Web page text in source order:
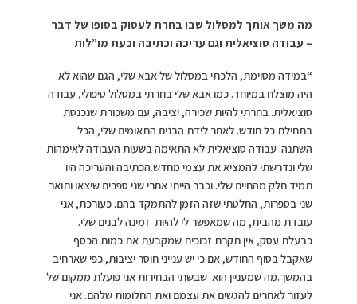
מה משך אותך למסלול שבו בחרת לעסוק בסופו של דבר
– עבודה סוציאלית וגם עריכה וכתיבה וכעת מו”לות
“במידה מסוימת, הלכתי במסלול של אבא שלי, הגם שהוא לא
היה מוצלח במיוחד. כמו אבא שלי בחרתי במסלול טיפולי, עבודה
סוציאלית. בחרתי להיות שכירה, יציבה, עם משכורת שנכנסת
בתחילת כל חודש. לאחר לידת הבנים התאומים שלי, הכל
השתנה. עבודה סוציאלית לא התאימה בשעות העבודה לאימהות
שלי ונדרשתי להמציא את עצמי מחדש.הכתיבה והעריכה היו
תמיד חלק מהחיים שלי. וכבר הייתי אחרי שני ספרים שיצאו ותואר
שני בספרות, החלטתי שזה הזמן להתמקד בהם. כעורכת, אני
עובדת מהבית, מה שמאפשר לי להיות זמינה לבנים שלי.
כבעלת עסק, אין תקרת זכוכית שמקבעת את כמות הכסף
שאקבל בסוף החודש, אם כי יש ענייני חוסר יציבות, כפי שארחיב
בהמשך.מה שמעניין הוא שבשתי הבחירות אני פועלת ממקום של
לעזור לאחרים להגשים את עצמם ואת החלומות שלהם. אני